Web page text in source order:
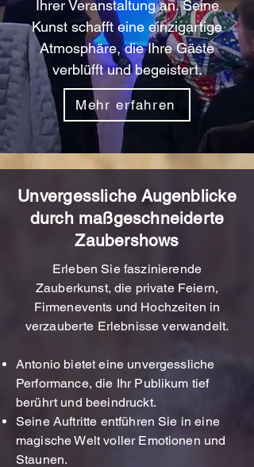
Ihrer Veranstaltung an. Seine
Kunst schafft eine einzigartige
Atmosphäre, die Ihre Gäste
verblüfft und begeistert.
Mehr erfahren
Unvergessliche Augenblicke
durch maßgeschneiderte
Zaubershows
Erleben Sie faszinierende
Zauberkunst, die private Feiern,
Firmenevents und Hochzeiten in
verzauberte Erlebnisse verwandelt.
Antonio bietet eine unvergessliche
Performance, die Ihr Publikum tief
berührt und beeindruckt.
Seine Auftritte entführen Sie in eine
magische Welt voller Emotionen und
Staunen.